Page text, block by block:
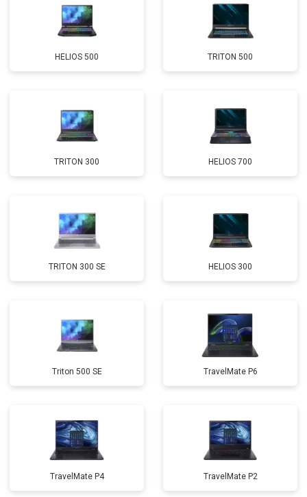
Замена Wi-Fi от 2200 ₽ Заказать
Ремонт цепи питания от 3500 ₽ Заказать
Замена USB порта от 2200 ₽ Заказать
Замена кулера от 2600 ₽ Заказать
Замена микрофона от 2600 ₽ Заказать
Замена оперативной памяти от 1100 ₽ Заказать
Замена северного моста от 3500 ₽ Заказать
Ремонт петель от 3990 ₽ Заказать
HELIOS 500 TRITON 500
TRITON 300 HELIOS 700
TRITON 300 SE HELIOS 300
Triton 500 SE TravelMate P6
TravelMate P4 TravelMate P2